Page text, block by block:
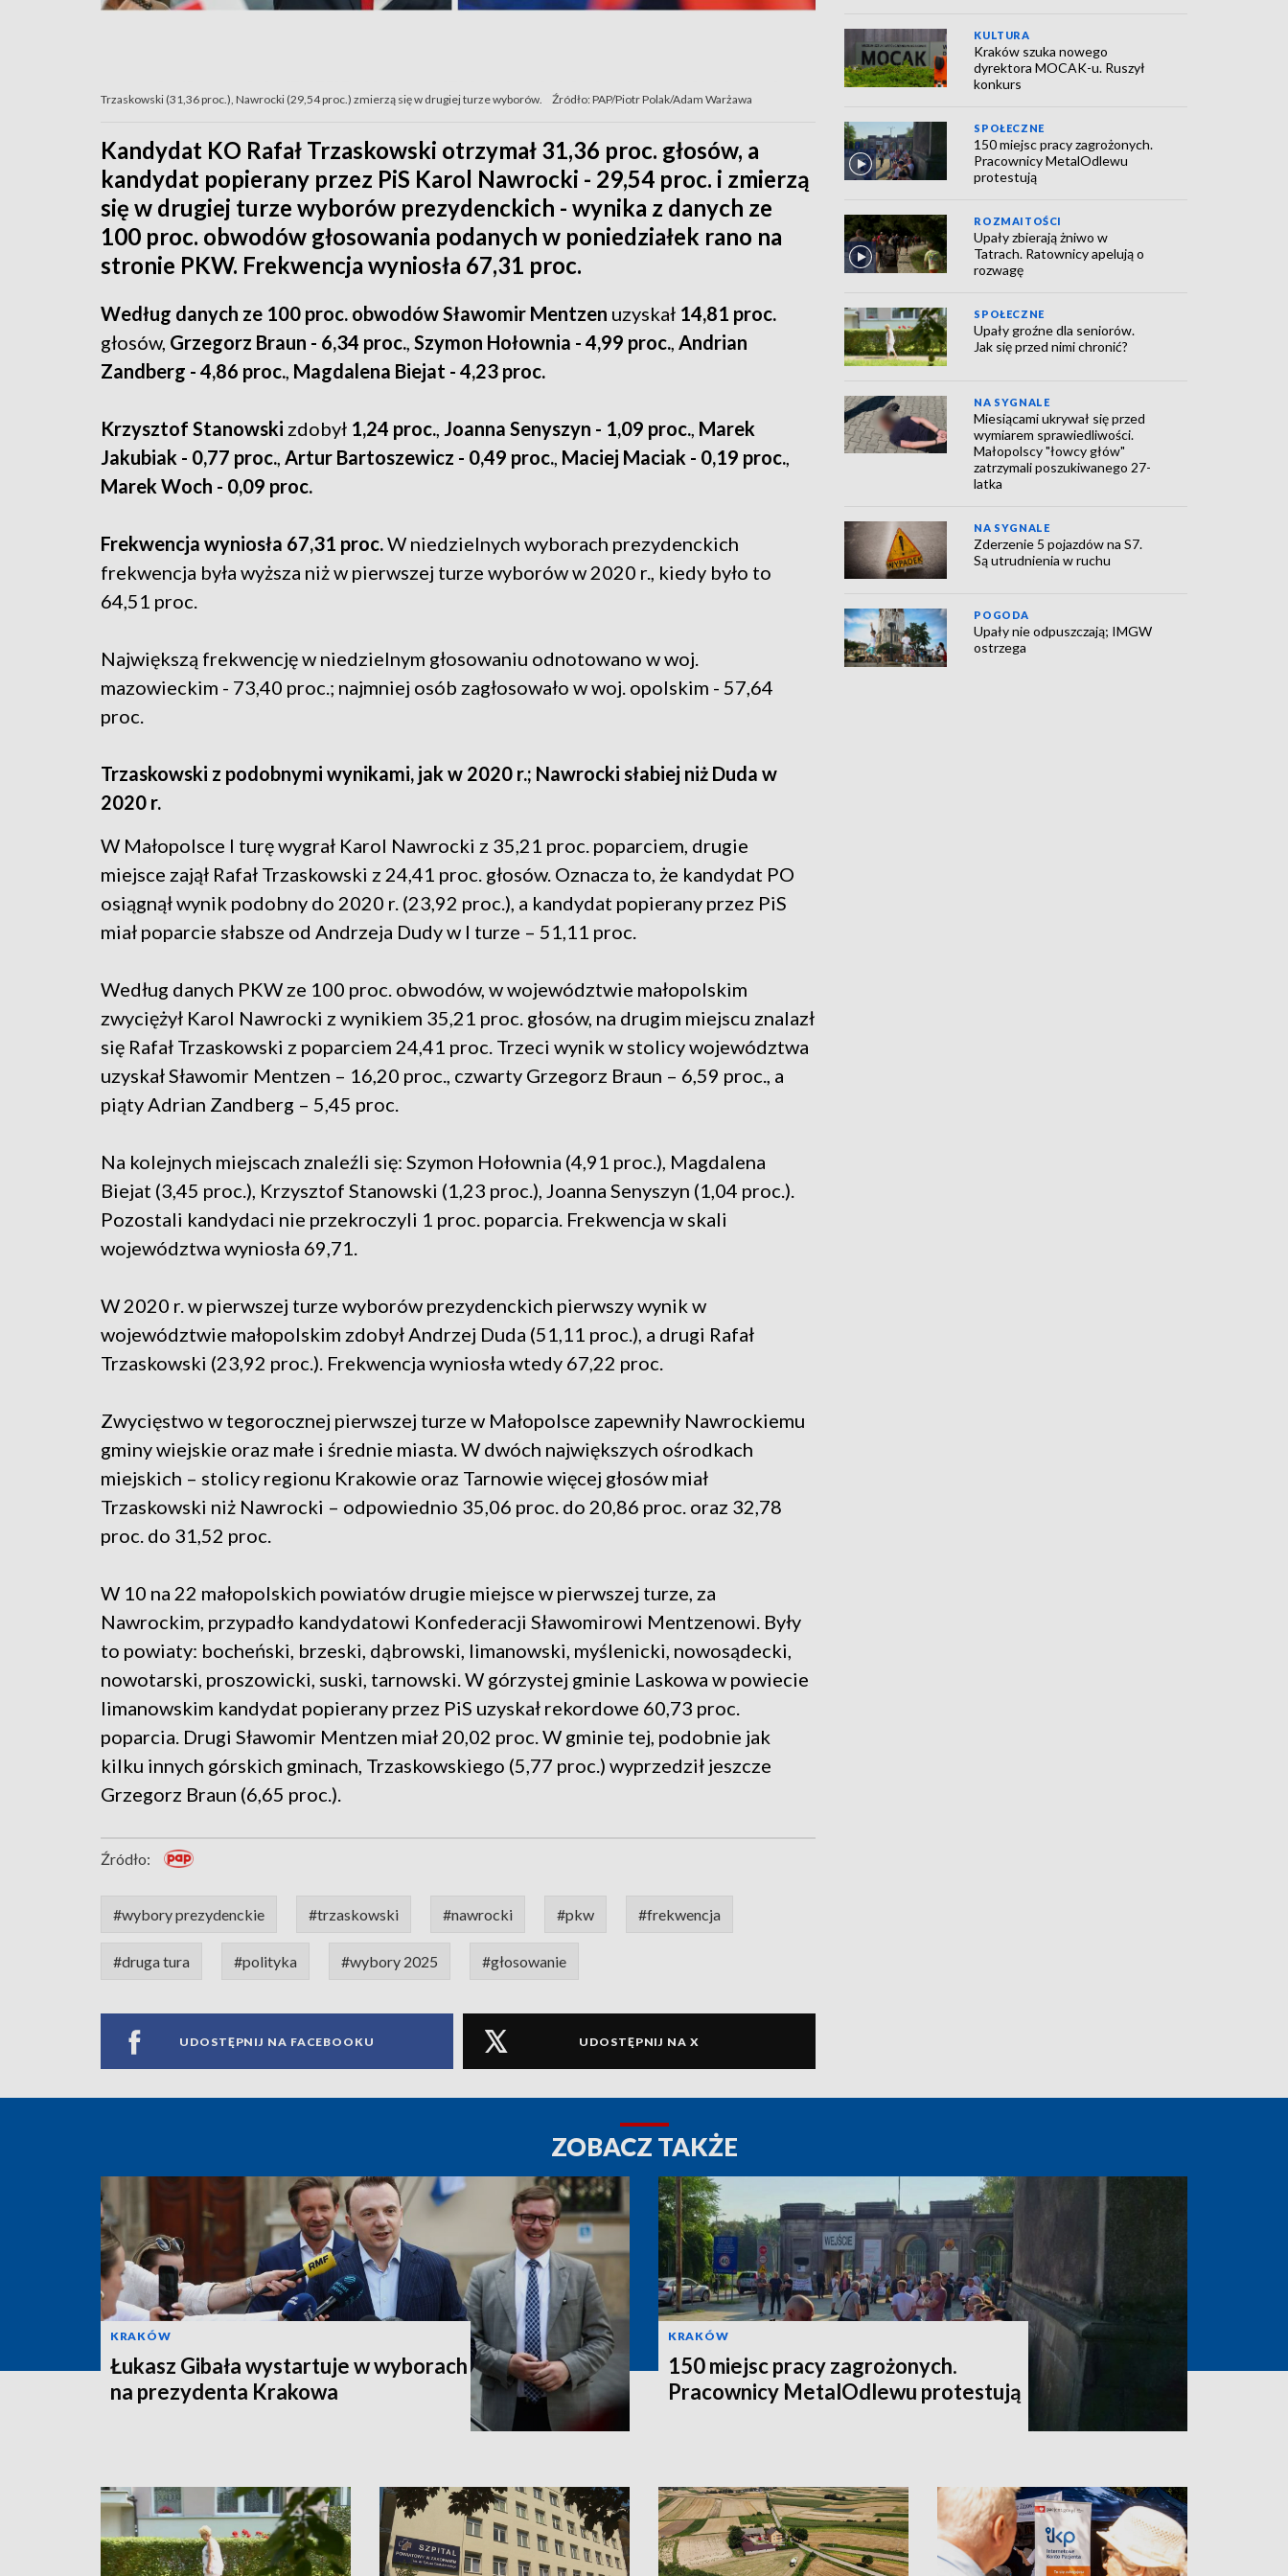
Trzaskowski (31,36 proc.), Nawrocki (29,54 proc.) zmierzą się w drugiej turze wyborów. Źródło: PAP/Piotr Polak/Adam Warżawa
Kandydat KO Rafał Trzaskowski otrzymał 31,36 proc. głosów, a
kandydat popierany przez PiS Karol Nawrocki - 29,54 proc. i zmierzą
się w drugiej turze wyborów prezydenckich - wynika z danych ze
100 proc. obwodów głosowania podanych w poniedziałek rano na
stronie PKW. Frekwencja wyniosła 67,31 proc.
Według danych ze 100 proc. obwodówSławomir Mentzen uzyskał 14,81 proc.
głosów, Grzegorz Braun - 6,34 proc., Szymon Hołownia - 4,99 proc., Andrian
Zandberg - 4,86 proc., Magdalena Biejat - 4,23 proc.
Krzysztof Stanowski zdobył 1,24 proc., Joanna Senyszyn - 1,09 proc., Marek
Jakubiak - 0,77 proc., Artur Bartoszewicz - 0,49 proc., Maciej Maciak - 0,19 proc.,
Marek Woch - 0,09 proc.
Frekwencja wyniosła 67,31 proc.W niedzielnych wyborach prezydenckich
frekwencja była wyższa niż w pierwszej turze wyborów w 2020 r., kiedy było to
64,51 proc.
Największą frekwencję w niedzielnym głosowaniu odnotowano w woj.
mazowieckim - 73,40 proc.; najmniej osób zagłosowało w woj. opolskim - 57,64
proc.
Trzaskowski z podobnymi wynikami, jak w 2020 r.; Nawrocki słabiej niż Duda w
2020 r.
W Małopolsce I turę wygrał Karol Nawrocki z 35,21 proc. poparciem, drugie
miejsce zajął Rafał Trzaskowski z 24,41 proc. głosów. Oznacza to, że kandydat PO
osiągnął wynik podobny do 2020 r. (23,92 proc.), a kandydat popierany przez PiS
miał poparcie słabsze od Andrzeja Dudy w I turze – 51,11 proc.
Według danych PKW ze 100 proc. obwodów, w województwie małopolskim
zwyciężył Karol Nawrocki z wynikiem 35,21 proc. głosów, na drugim miejscu znalazł
się Rafał Trzaskowski z poparciem 24,41 proc. Trzeci wynik w stolicy województwa
uzyskał Sławomir Mentzen – 16,20 proc., czwarty Grzegorz Braun – 6,59 proc., a
piąty Adrian Zandberg – 5,45 proc.
Na kolejnych miejscach znaleźli się: Szymon Hołownia (4,91 proc.), Magdalena
Biejat (3,45 proc.), Krzysztof Stanowski (1,23 proc.), Joanna Senyszyn (1,04 proc.).
Pozostali kandydaci nie przekroczyli 1 proc. poparcia. Frekwencja w skali
województwa wyniosła 69,71.
W 2020 r. w pierwszej turze wyborów prezydenckich pierwszy wynik w
województwie małopolskim zdobył Andrzej Duda (51,11 proc.), a drugi Rafał
Trzaskowski (23,92 proc.). Frekwencja wyniosła wtedy 67,22 proc.
Zwycięstwo w tegorocznej pierwszej turze w Małopolsce zapewniły Nawrockiemu
gminy wiejskie oraz małe i średnie miasta. W dwóch największych ośrodkach
miejskich – stolicy regionu Krakowie oraz Tarnowie więcej głosów miał
Trzaskowski niż Nawrocki – odpowiednio 35,06 proc. do 20,86 proc. oraz 32,78
proc. do 31,52 proc.
W 10 na 22 małopolskich powiatów drugie miejsce w pierwszej turze, za
Nawrockim, przypadło kandydatowi Konfederacji Sławomirowi Mentzenowi. Były
to powiaty: bocheński, brzeski, dąbrowski, limanowski, myślenicki, nowosądecki,
nowotarski, proszowicki, suski, tarnowski. W górzystej gminie Laskowa w powiecie
limanowskim kandydat popierany przez PiS uzyskał rekordowe 60,73 proc.
poparcia. Drugi Sławomir Mentzen miał 20,02 proc. W gminie tej, podobnie jak
kilku innych górskich gminach, Trzaskowskiego (5,77 proc.) wyprzedził jeszcze
Grzegorz Braun (6,65 proc.).
Źródło:
#wybory prezydenckie #trzaskowski #nawrocki #pkw #frekwencja
#druga tura #polityka #wybory 2025 #głosowanie
UDOSTĘPNIJ NA FACEBOOKU UDOSTĘPNIJ NA X
KULTURA
Kraków szuka nowego
dyrektora MOCAK-u. Ruszył
konkurs
SPOŁECZNE
150 miejsc pracy zagrożonych.
Pracownicy MetalOdlewu
protestują
ROZMAITOŚCI
Upały zbierają żniwo w
Tatrach. Ratownicy apelują o
rozwagę
SPOŁECZNE
Upały groźne dla seniorów.
Jak się przed nimi chronić?
NA SYGNALE
Miesiącami ukrywał się przed
wymiarem sprawiedliwości.
Małopolscy "łowcy głów"
zatrzymali poszukiwanego 27-
latka
NA SYGNALE
Zderzenie 5 pojazdów na S7.
Są utrudnienia w ruchu
POGODA
Upały nie odpuszczają; IMGW
ostrzega
ZOBACZ TAKŻE
KRAKÓW
Łukasz Gibała wystartuje w wyborach
na prezydenta Krakowa
KRAKÓW
150 miejsc pracy zagrożonych.
Pracownicy MetalOdlewu protestują